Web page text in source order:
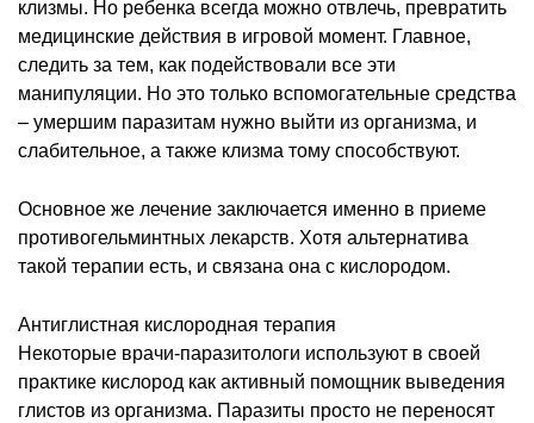
клизмы. Но ребенка всегда можно отвлечь, превратить
медицинские действия в игровой момент. Главное,
следить за тем, как подействовали все эти
манипуляции. Но это только вспомогательные средства
– умершим паразитам нужно выйти из организма, и
слабительное, а также клизма тому способствуют.
Основное же лечение заключается именно в приеме
противогельминтных лекарств. Хотя альтернатива
такой терапии есть, и связана она с кислородом.
Антиглистная кислородная терапия
Некоторые врачи-паразитологи используют в своей
практике кислород как активный помощник выведения
глистов из организма. Паразиты просто не переносят